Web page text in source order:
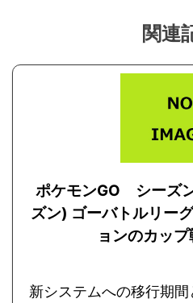
関連
ポケモンGO シーズ
ズン) ゴーバトルリー
ョンのカッ
新システムへの移行期